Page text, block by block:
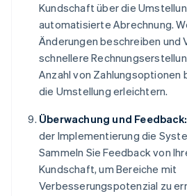
Kundschaft über die
automatisierte Abrechnung.
Änderungen beschreiben und
schnellere
Anzahl von Zahlungsoptionen
die Umstellung erleichtern.
Überwachung und Feedback:
der Implementierung die
Sammeln Sie Feedback von
Kundschaft, um Bereiche mit
Verbesserungspotenzial zu